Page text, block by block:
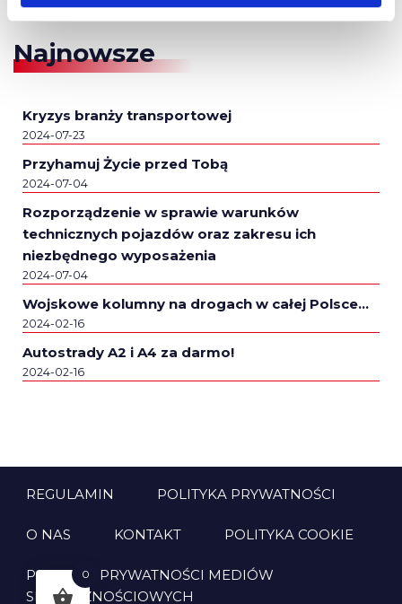
Najnowsze
Kryzys branży transportowej
2024-07-23
Przyhamuj Życie przed Tobą
2024-07-04
Rozporządzenie w sprawie warunków
technicznych pojazdów oraz zakresu ich
niezbędnego wyposażenia
2024-07-04
Wojskowe kolumny na drogach w całej Polsce…
2024-02-16
Autostrady A2 i A4 za darmo!
2024-02-16
REGULAMIN POLITYKA PRYWATNOŚCI
O NAS KONTAKT POLITYKA COOKIE
POLITYKA PRYWATNOŚCI MEDIÓW
SPOŁECZNOŚCIOWYCH
0